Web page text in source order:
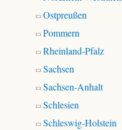
Ostpreußen
Pommern
Rheinland-Pfalz
Sachsen
Sachsen-Anhalt
Schlesien
Schleswig-Holstein